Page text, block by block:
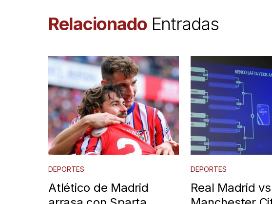
RelacionadoEntradas
DEPORTES
Atlético de Madrid
DEPORTES
Real Madrid vs